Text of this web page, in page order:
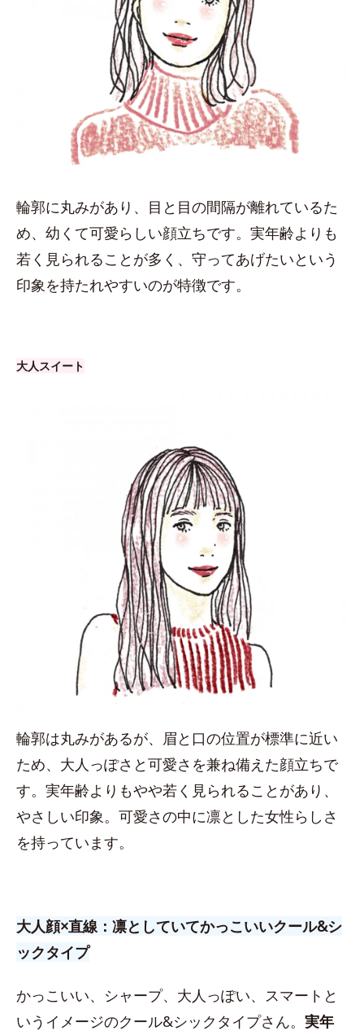
輪郭に丸みがあり、目と目の間隔が離れているた
め、幼くて可愛らしい顔立ちです。実年齢よりも
若く見られることが多く、守ってあげたいという
印象を持たれやすいのが特徴です。
大人スイート
輪郭は丸みがあるが、眉と口の位置が標準に近い
ため、大人っぽさと可愛さを兼ね備えた顔立ちで
す。実年齢よりもやや若く見られることがあり、
やさしい印象。可愛さの中に凛とした女性らしさ
を持っています。
大人顔×直線：凛としていてかっこいいクール&シ
ックタイプ
かっこいい、シャープ、大人っぽい、スマートと
いうイメージのクール&シックタイプさん。 実年